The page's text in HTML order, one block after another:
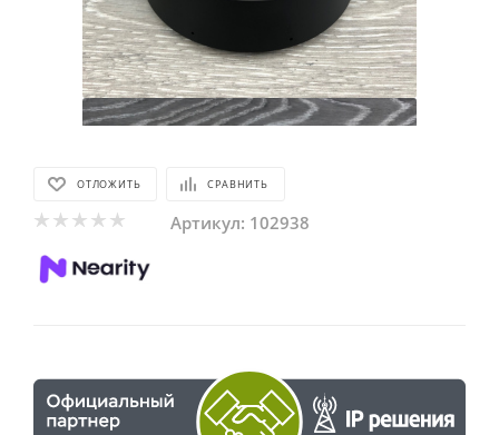
ОТЛОЖИТЬ СРАВНИТЬ
Артикул: 102938